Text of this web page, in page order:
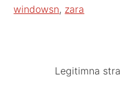
windowsn, zara
Legitimna